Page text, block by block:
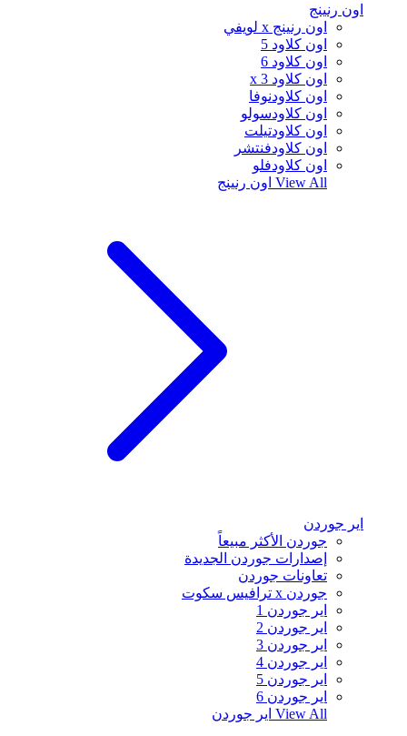
اون رنينج
اون رنينج x لويفي
اون كلاود 5
اون كلاود 6
اون كلاود x 3
اون كلاودنوفا
اون كلاودسولو
اون كلاودتيلت
اون كلاودفنتشر
اون كلاودفلو
View All اون رنينج
اير جوردن
جوردن الأكثر مبيعاً
إصدارات جوردن الجديدة
تعاونات جوردن
جوردن x ترافيس سكوت
اير جوردن 1
اير جوردن 2
اير جوردن 3
اير جوردن 4
اير جوردن 5
اير جوردن 6
View All اير جوردن